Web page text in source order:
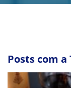
Posts com a